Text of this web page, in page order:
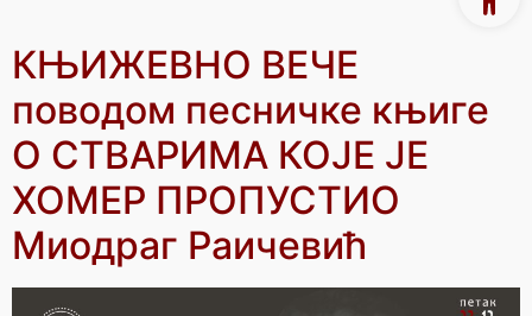
КЊИЖЕВНО ВЕЧЕ
поводом песничке књиге
O СТВАРИМА КОЈЕ ЈЕ
ХОМЕР ПРОПУСТИО
Mиодраг Раичевић